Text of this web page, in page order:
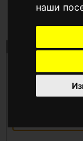
наши
Тест unserialize